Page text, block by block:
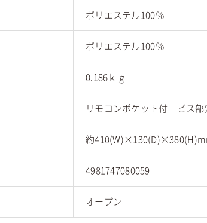
ポリエステル100％
ポリエステル100％
0.186ｋｇ
リモコンポケット付 ビス部
約
4981747080059
オープン